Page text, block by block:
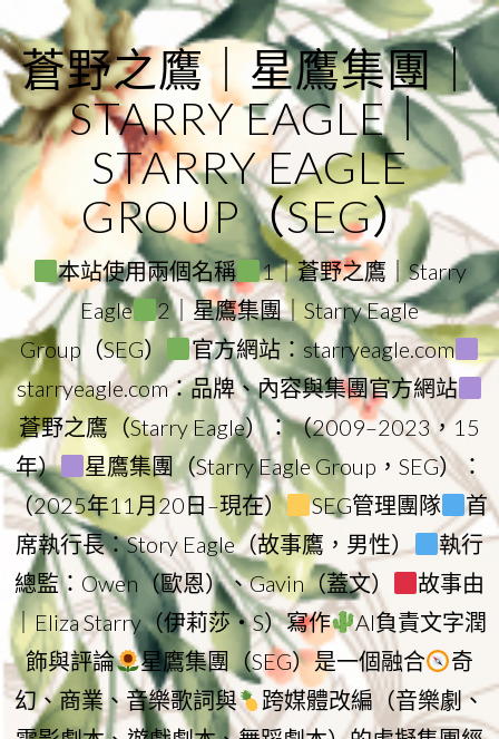
to
content
蒼野之鷹｜星鷹集團｜
STARRY EAGLE｜
STARRY EAGLE
GROUP（SEG）
本站使用兩個名稱
1｜蒼野之鷹｜Starry
Eagle
2｜星鷹集團｜Starry Eagle
Group（SEG）
官方網站：starryeagle.com
starryeagle.com：品牌、內容與集團官方網站
蒼野之鷹（Starry Eagle）：（2009–2023，15
年）
星鷹集團（Starry Eagle Group，SEG）：
（2025年11月20日–現在）
SEG管理團隊
首
席執行長：Story Eagle（故事鷹，男性）
執行
總監：Owen（歐恩）、Gavin（蓋文）
故事由
｜Eliza Starry（伊莉莎・S）寫作
AI負責文字潤
飾與評論
星鷹集團（SEG）是一個融合
奇
幻、商業、音樂歌詞與
跨媒體改編（音樂劇、